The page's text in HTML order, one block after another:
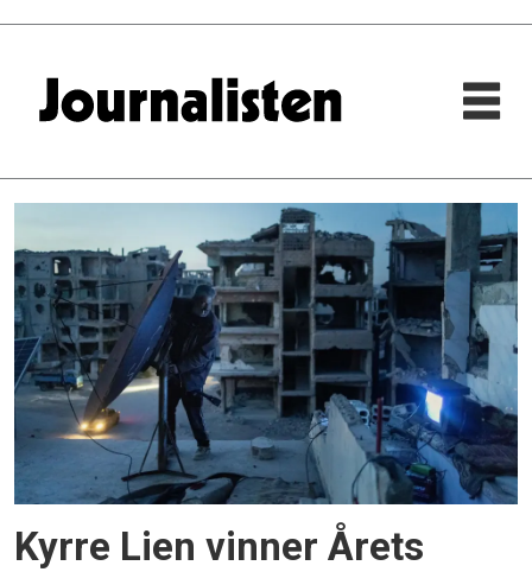
Tag:
årets
bilde
Kyrre Lien vinner Årets